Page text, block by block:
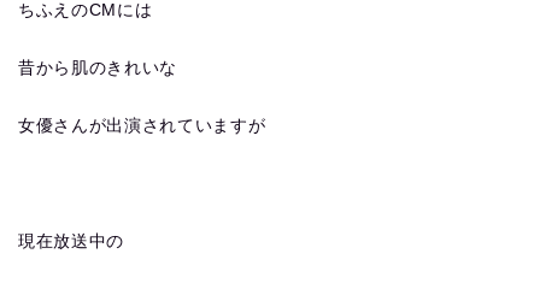
ちふえのCMには
昔から肌のきれいな
女優さんが出演されていますが
現在放送中の